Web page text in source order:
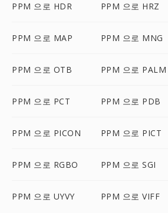
PPM 으로 HDR PPM 으로 HRZ
PPM 으로 MAP PPM 으로 MNG
PPM 으로 OTB PPM 으로 PALM
PPM 으로 PCT PPM 으로 PDB
PPM 으로 PICON PPM 으로 PICT
PPM 으로 RGBO PPM 으로 SGI
PPM 으로 UYVY PPM 으로 VIFF